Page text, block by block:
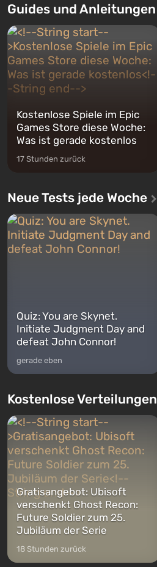
ersten Mal erzählt das Spiel die
Charakteren: Michael, Trevor und
Franklin, zwischen denen Sie
jederzeit...
Guides und Anleitungen
Kostenlose Spiele im Epic
Games Store diese Woche:
Was ist gerade kostenlos
17 Stunden zurück
Neue Tests jede Woche
Quiz: You are Skynet.
Initiate Judgment Day and
defeat John Connor!
gerade eben
Kostenlose Verteilungen
Gratisangebot: Ubisoft
verschenkt Ghost Recon:
Future Soldier zum 25.
Jubiläum der Serie
18 Stunden zurück